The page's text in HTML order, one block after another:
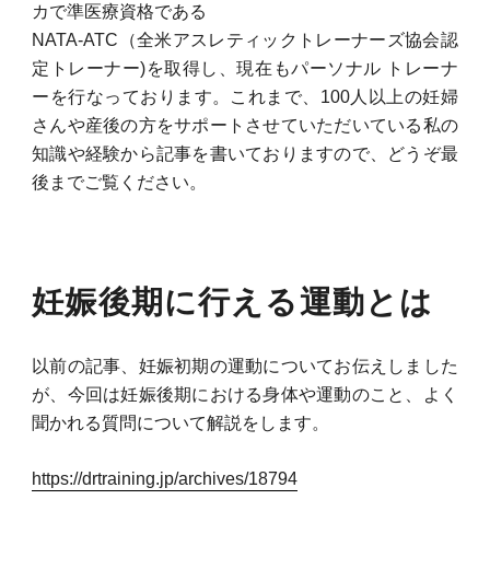
カで準医療資格である
NATA-ATC（全米アスレティックトレーナーズ協会認
定トレーナー)を取得し、現在もパーソナル トレーナ
ーを行なっております。これまで、100人以上の妊婦
さんや産後の方をサポートさせていただいている私の
知識や経験から記事を書いておりますので、どうぞ最
後までご覧ください。
妊娠後期に行える運動とは
以前の記事、妊娠初期の運動についてお伝えしました
が、今回は妊娠後期における身体や運動のこと、よく
聞かれる質問について解説をします。
https://drtraining.jp/archives/18794